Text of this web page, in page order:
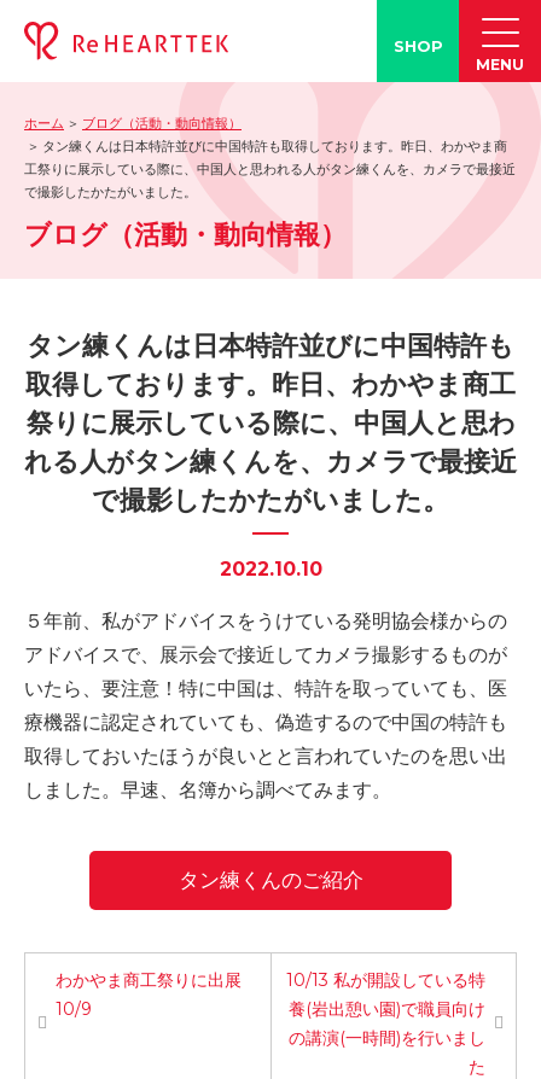
製品情報
-「FACE LINE BOTTLE」
-学会発表情報
-お客様の声
-メディア紹介事例
誤嚥・誤嚥性肺炎の知識
-誤嚥・誤嚥性肺炎とは
-誤嚥のQ&A(コラム)
-誤嚥・誤嚥性肺炎の予防策
会社情報
ショップ
電話する
SHOP
MENU
ホーム
ブログ（活動・動向情報）
タン練くんは日本特許並びに中国特許も取得しております。昨日、わかやま商
工祭りに展示している際に、中国人と思われる人がタン練くんを、カメラで最接近
で撮影したかたがいました。
ブログ（活動・動向情報）
タン練くんは日本特許並びに中国特許も
取得しております。昨日、わかやま商工
祭りに展示している際に、中国人と思わ
れる人がタン練くんを、カメラで最接近
で撮影したかたがいました。
2022.10.10
５年前、私がアドバイスをうけている発明協会様からの
アドバイスで、展示会で接近してカメラ撮影するものが
いたら、要注意！特に中国は、特許を取っていても、医
療機器に認定されていても、偽造するので中国の特許も
取得しておいたほうが良いとと言われていたのを思い出
しました。早速、名簿から調べてみます。
タン練くんのご紹介
わかやま商工祭りに出展
10/9
10/13 私が開設している特
養(岩出憩い園)で職員向け
の講演(一時間)を行いまし
た